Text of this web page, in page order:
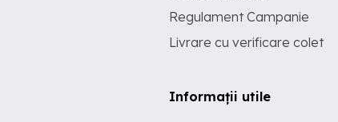
Regulament Campanie
Livrare cu verificare colet
Informații utile